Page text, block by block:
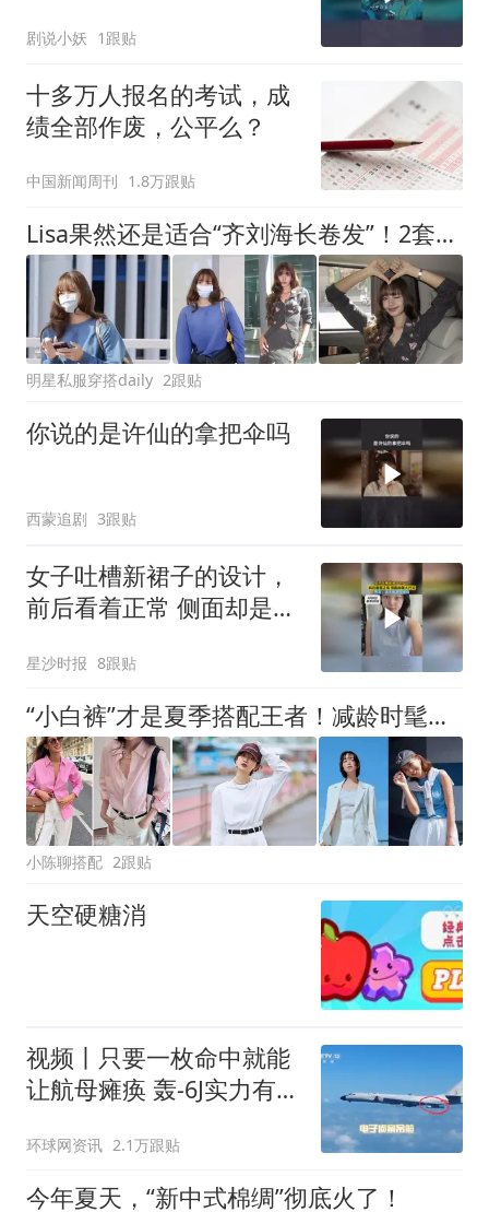
剧说小妖 1跟贴
十多万人报名的考试，成
绩全部作废，公平么？
中国新闻周刊 1.8万跟贴
Lisa果然还是适合“齐刘海长卷发”！2套初秋穿搭配色统一好时尚
明星私服穿搭daily 2跟贴
你说的是许仙的拿把伞吗
西蒙追剧 3跟贴
女子吐槽新裙子的设计，
前后看着正常 侧面却是大
裙吗
星沙时报 8跟贴
“小白裤”才是夏季搭配王者！减龄时髦又百搭，太适合50＋女人了
小陈聊搭配 2跟贴
天空硬糖消
视频丨只要一枚命中就能
让航母瘫痪 轰-6J实力有多
环球网资讯 2.1万跟贴
今年夏天，“新中式棉绸”彻底火了！